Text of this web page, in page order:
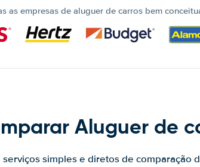
as empresas de aluguer de carros bem
Aluguer de
simples e diretos de comparação